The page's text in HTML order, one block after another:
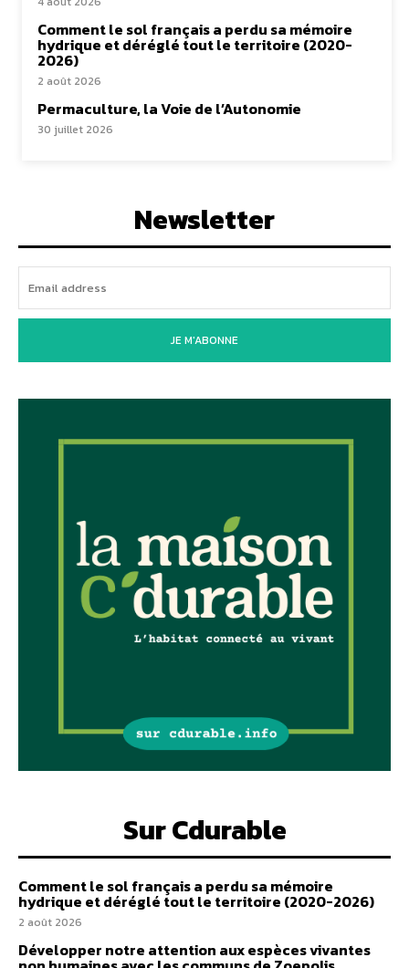
Comment le sol français a perdu sa mémoire
hydrique et déréglé tout le territoire (2020-
2026)
2 août 2026
Permaculture, la Voie de l’Autonomie
30 juillet 2026
Newsletter
JE M'ABONNE
Sur Cdurable
Comment le sol français a perdu sa mémoire
hydrique et déréglé tout le territoire (2020-2026)
2 août 2026
Développer notre attention aux espèces vivantes